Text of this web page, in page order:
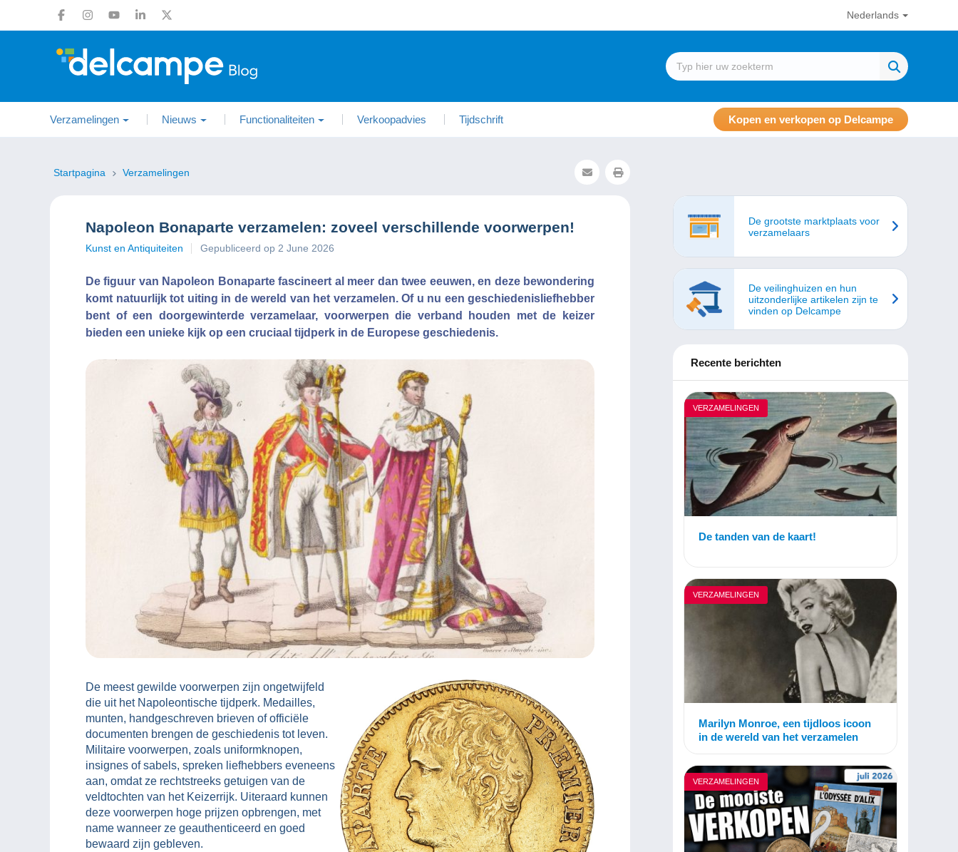
Nederlands
Verzamelingen Nieuws Functionaliteiten Verkoopadvies Tijdschrift Kopen en verkopen op Delcampe
Startpagina Verzamelingen
Napoleon Bonaparte verzamelen: zoveel verschillende voorwerpen!
Kunst en Antiquiteiten Gepubliceerd op 2 June 2026
De figuur van Napoleon Bonaparte fascineert al meer dan twee eeuwen, en deze bewondering
komt natuurlijk tot uiting in de wereld van het verzamelen. Of u nu een geschiedenisliefhebber
bent of een doorgewinterde verzamelaar, voorwerpen die verband houden met de keizer
bieden een unieke kijk op een cruciaal tijdperk in de Europese geschiedenis.
De meest gewilde voorwerpen zijn ongetwijfeld
die uit het Napoleontische tijdperk. Medailles,
munten, handgeschreven brieven of officiële
documenten brengen de geschiedenis tot leven.
Militaire voorwerpen, zoals uniformknopen,
insignes of sabels, spreken liefhebbers eveneens
aan, omdat ze rechtstreeks getuigen van de
veldtochten van het Keizerrijk. Uiteraard kunnen
deze voorwerpen hoge prijzen opbrengen, met
name wanneer ze geauthenticeerd en goed
bewaard zijn gebleven.
De grootste marktplaats voor
verzamelaars
De veilinghuizen en hun
uitzonderlijke artikelen zijn te
vinden op Delcampe
Recente berichten
VERZAMELINGEN
De tanden van de kaart!
VERZAMELINGEN
Marilyn Monroe, een tijdloos icoon
in de wereld van het verzamelen
VERZAMELINGEN